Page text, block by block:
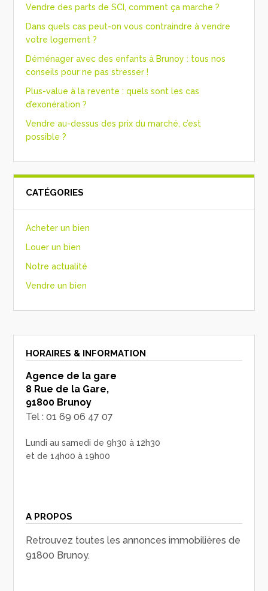
Vendre des parts de SCI, comment ça marche ?
Dans quels cas peut-on vous contraindre à vendre
votre logement ?
Déménager avec des enfants à Brunoy : tous nos
conseils pour ne pas stresser !
Plus-value à la revente : quels sont les cas
d’exonération ?
Vendre au-dessus des prix du marché, c’est
possible ?
CATÉGORIES
Acheter un bien
Louer un bien
Notre actualité
Vendre un bien
HORAIRES & INFORMATION
Agence de la gare
8 Rue de la Gare,
91800 Brunoy
Tel : 01 69 06 47 07
Lundi au samedi de 9h30 à 12h30
et de 14h00 à 19h00
A PROPOS
Retrouvez toutes les annonces immobilières de
91800 Brunoy.